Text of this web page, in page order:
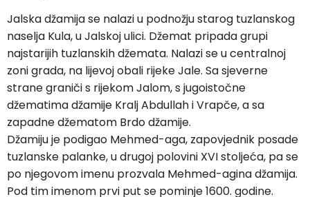
Jalska džamija se nalazi u podnožju starog tuzlanskog
naselja Kula, u Jalskoj ulici. Džemat pripada grupi
najstarijih tuzlanskih džemata. Nalazi se u centralnoj
zoni grada, na lijevoj obali rijeke Jale. Sa sjeverne
strane graniči s rijekom Jalom, s jugoistočne
džematima džamije Kralj Abdullah i Vrapče, a sa
zapadne džematom Brdo džamije.
Džamiju je podigao Mehmed-aga, zapovjednik posade
tuzlanske palanke, u drugoj polovini XVI stoljeća, pa se
po njegovom imenu prozvala Mehmed-agina džamija.
Pod tim imenom prvi put se pominje 1600. godine.